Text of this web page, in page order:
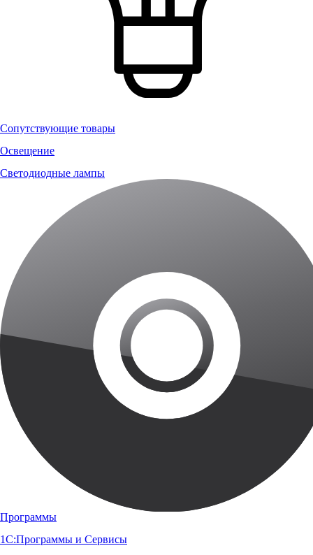
Сопутствующие товары
Освещение
Светодиодные лампы
Программы
1С:Программы и Сервисы